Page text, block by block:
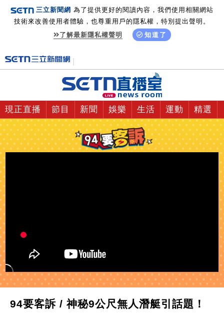
三立新聞網 為了提供更好的閱讀內容，我們使用相關網站
技術來改善使用者體驗，也尊重用戶的隱私權，特別提出聲明。
了解最新隱私權聲明
知道了
現正直播 節目 新聞 娛樂 生活 運動 精選
94要客訴 / 神秘9公尺無人潛艇引話題！